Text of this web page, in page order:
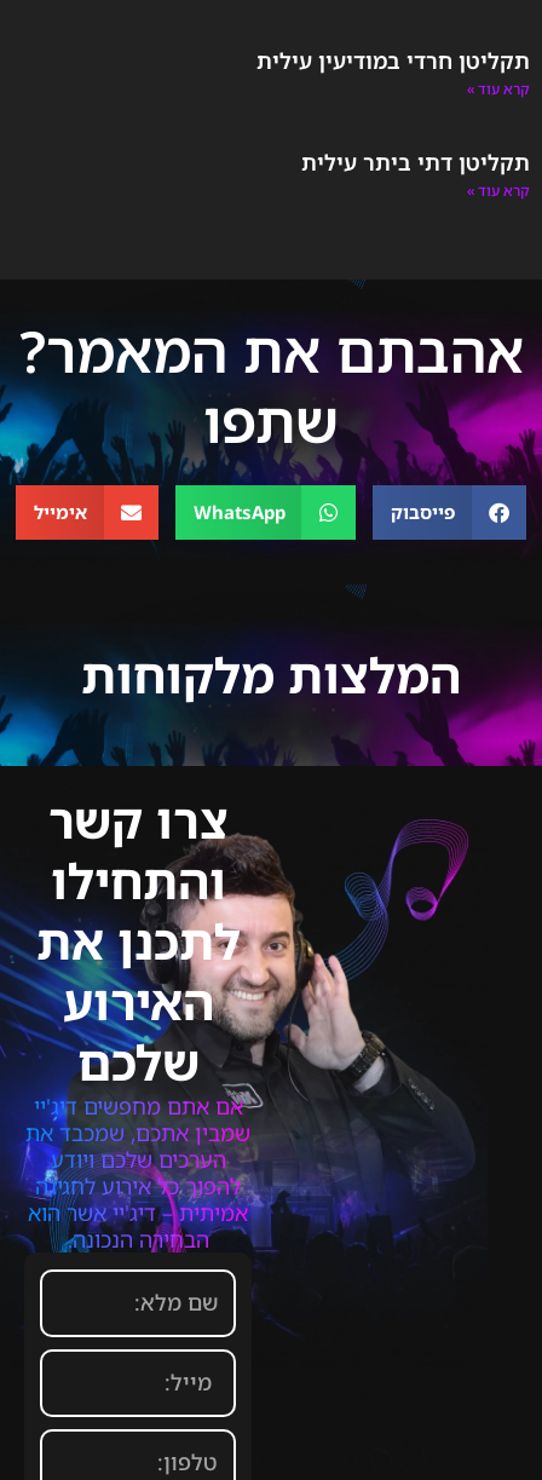
תקליטן חרדי במודיעין עילית
קרא עוד »
תקליטן דתי ביתר עילית
קרא עוד »
אהבתם את המאמר?
שתפו
פייסבוק WhatsApp אימייל
המלצות מלקוחות
צרו קשר
והתחילו
לתכנן את
האירוע
שלכם
אם אתם מחפשים דיג'יי
שמבין אתכם, שמכבד את
הערכים שלכם ויודע
להפוך כל אירוע לחגיגה
אמיתית – דיג'יי אשר הוא
הבחירה הנכונה.